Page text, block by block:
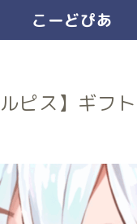
こーどぴあ
ルピス】ギフ